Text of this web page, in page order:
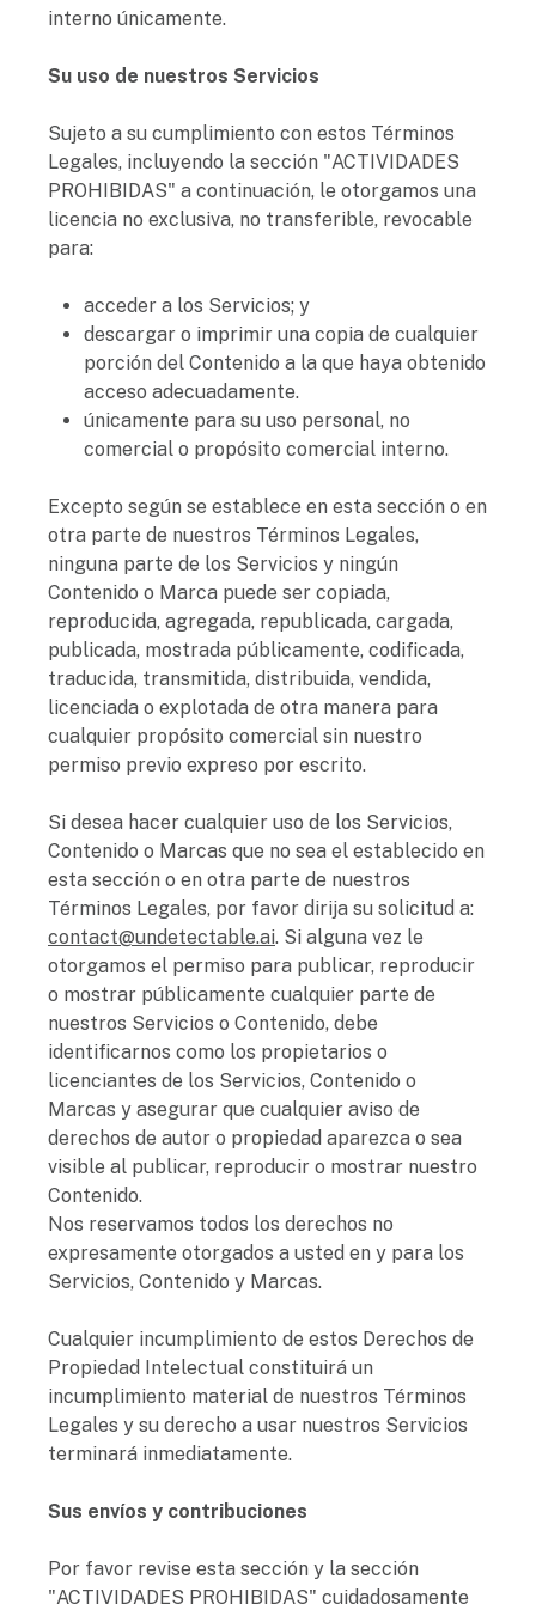
interno únicamente.
Su uso de nuestros Servicios
Sujeto a su cumplimiento con estos Términos
Legales, incluyendo la sección "ACTIVIDADES
PROHIBIDAS" a continuación, le otorgamos una
licencia no exclusiva, no transferible, revocable
para:
acceder a los Servicios; y
descargar o imprimir una copia de cualquier
porción del Contenido a la que haya obtenido
acceso adecuadamente.
únicamente para su uso personal, no
comercial o propósito comercial interno.
Excepto según se establece en esta sección o en
otra parte de nuestros Términos Legales,
ninguna parte de los Servicios y ningún
Contenido o Marca puede ser copiada,
reproducida, agregada, republicada, cargada,
publicada, mostrada públicamente, codificada,
traducida, transmitida, distribuida, vendida,
licenciada o explotada de otra manera para
cualquier propósito comercial sin nuestro
permiso previo expreso por escrito.
Si desea hacer cualquier uso de los Servicios,
Contenido o Marcas que no sea el establecido en
esta sección o en otra parte de nuestros
Términos Legales, por favor dirija su solicitud a:
contact@undetectable.ai. Si alguna vez le
otorgamos el permiso para publicar, reproducir
o mostrar públicamente cualquier parte de
nuestros Servicios o Contenido, debe
identificarnos como los propietarios o
licenciantes de los Servicios, Contenido o
Marcas y asegurar que cualquier aviso de
derechos de autor o propiedad aparezca o sea
visible al publicar, reproducir o mostrar nuestro
Contenido.
Nos reservamos todos los derechos no
expresamente otorgados a usted en y para los
Servicios, Contenido y Marcas.
Cualquier incumplimiento de estos Derechos de
Propiedad Intelectual constituirá un
incumplimiento material de nuestros Términos
Legales y su derecho a usar nuestros Servicios
terminará inmediatamente.
Sus envíos y contribuciones
Por favor revise esta sección y la sección
"ACTIVIDADES PROHIBIDAS" cuidadosamente